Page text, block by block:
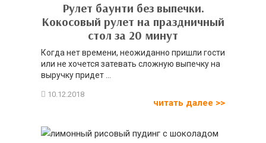
Рулет баунти без выпечки.
Кокосовый рулет на праздничный
стол за 20 минут
Когда нет времени, неожиданно пришли гости
или не хочется затевать сложную выпечку на
выручку придет ...
читать далее >>